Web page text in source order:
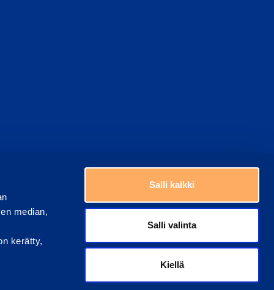
median,
kerätty,
Salli kaikki
Salli valinta
Kiellä